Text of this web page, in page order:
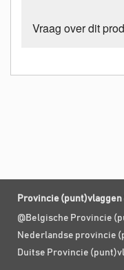
Vraag over dit
Provincie (punt)vlaggen
@Belgische Provincie
Nederlandse provincie
Duitse Provincie